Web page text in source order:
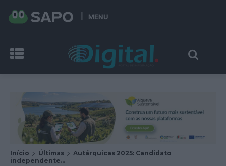
MENU
Início Últimas
Autárquicas 2025: Candidato
independente...